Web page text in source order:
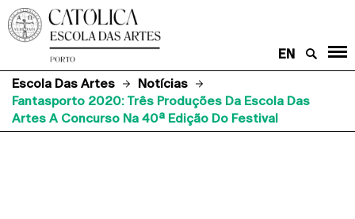
EN
Escola Das Artes
Notícias
Fantasporto 2020: Três Produções Da Escola Das
Artes A Concurso Na 40ª Edição Do Festival